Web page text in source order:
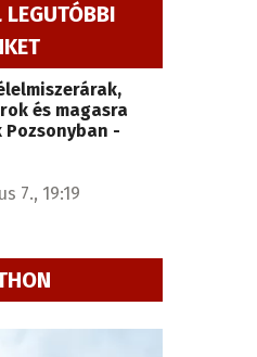
LEGUTÓBBI
és magasra
-
7., 19:19